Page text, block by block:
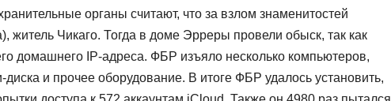
органы считают, что за взлом знаменитостей
житель Чикаго. Тогда в доме Эрреры провели обыск, так как
домашнего IP-адреса. ФБР изъяло несколько компьютеров,
и прочее оборудование. В итоге ФБР удалось установить,